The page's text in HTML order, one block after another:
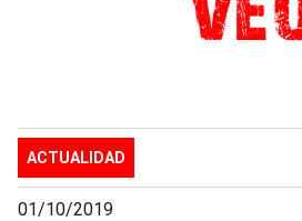
ACTUALIDAD
01/10/2019